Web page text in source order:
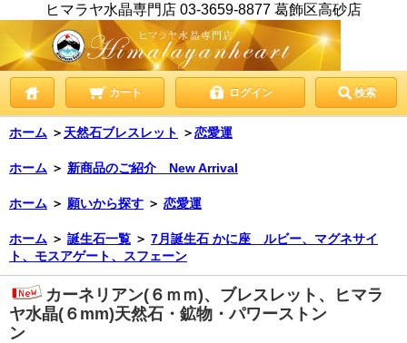
ヒマラヤ水晶専門店 03-3659-8877 葛飾区高砂店
カート ログイン 検索
ホーム ＞ 天然石ブレスレット ＞恋愛運
ホーム ＞ 新商品のご紹介 New Arrival
ホーム ＞ 願いから探す ＞ 恋愛運
ホーム ＞ 誕生石一覧 ＞ 7月誕生石 かに座 ルビー、マグネサイ
ト、モスアゲート、スフェーン
カーネリアン(６ｍｍ)、ブレスレット、ヒマラ
ヤ水晶(６mm)天然石・鉱物・パワーストン
ン